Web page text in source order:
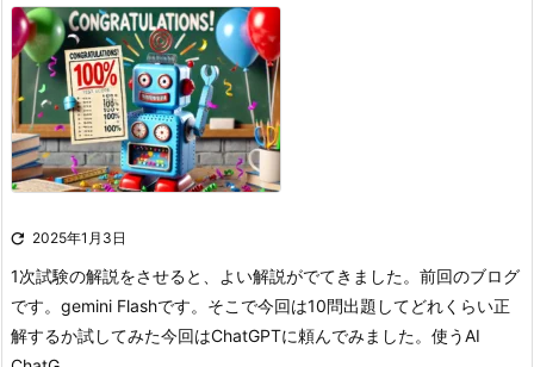
 2025年1月3日
1次試験の解説をさせると、よい解説がでてきました。 前回のブログ
です。gemini Flashです。 そこで今回は10問出題してどれくらい正
解するか試してみた今回はChatGPTに頼んでみました。 使うAI